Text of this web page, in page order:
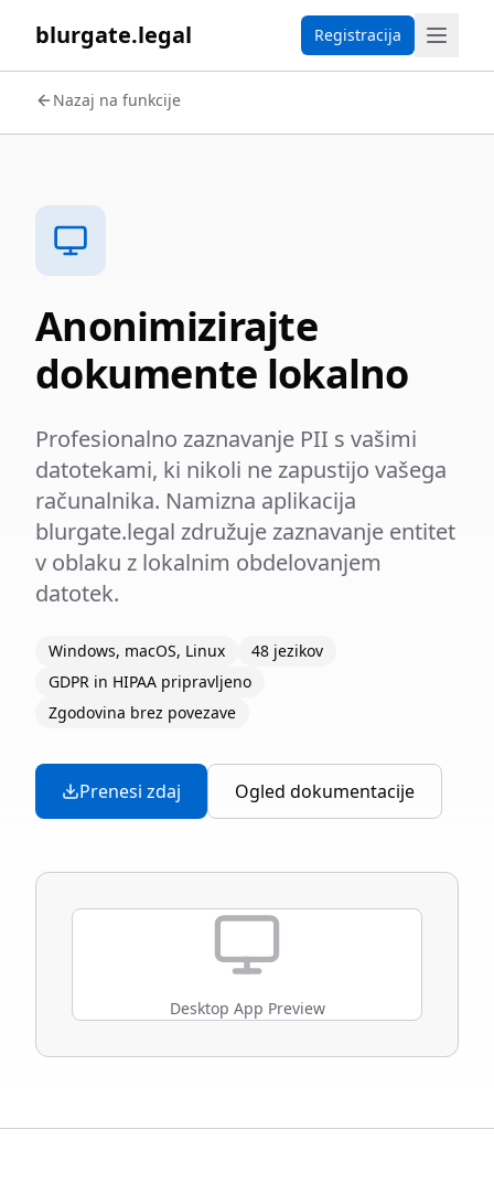
blurgate.legal Registracija
Nazaj na funkcije
Anonimizirajte
dokumente lokalno
Profesionalno zaznavanje PII s vašimi
datotekami, ki nikoli ne zapustijo vašega
računalnika. Namizna aplikacija
blurgate.legal združuje zaznavanje entitet
v oblaku z lokalnim obdelovanjem
datotek.
Windows, macOS, Linux
48 jezikov
GDPR in HIPAA pripravljeno
Zgodovina brez povezave
Prenesi zdaj Ogled dokumentacije
Desktop App Preview